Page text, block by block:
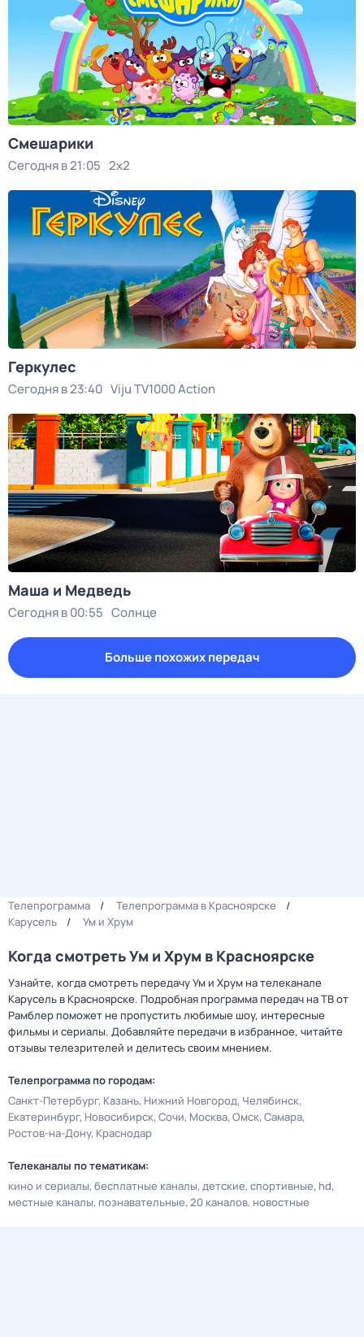
Смешарики
Сегодня в 21:05 2x2
Геркулес
Сегодня в 23:40 Viju TV1000 Action
Маша и Медведь
Сегодня в 00:55 Солнце
Больше похожих передач
Телепрограмма
Телепрограмма в Красноярске
Карусель
Ум и Хрум
Когда смотреть Ум и Хрум в Красноярске
Узнайте, когда смотреть передачу Ум и Хрум на телеканале
Карусель в Красноярске. Подробная программа передач на ТВ от
Рамблер поможет не пропустить любимые шоу, интересные
фильмы и сериалы. Добавляйте передачи в избранное, читайте
отзывы телезрителей и делитесь своим мнением.
Телепрограмма по городам:
Санкт-Петербург Казань Нижний Новгород Челябинск
Екатеринбург Новосибирск Сочи Москва Омск Самара
Ростов-на-Дону Краснодар
Телеканалы по тематикам:
кино и сериалы бесплатные каналы детские спортивные hd
местные каналы познавательные 20 каналов новостные